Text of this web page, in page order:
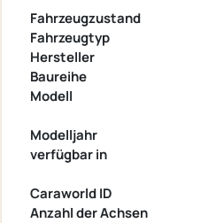
Fahrzeugzustand
Fahrzeugtyp
Hersteller
Baureihe
Modell
Modelljahr
verfügbar in
Caraworld ID
Anzahl der Achsen